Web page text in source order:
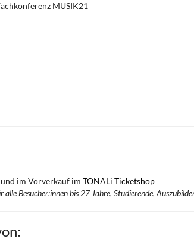
MUSIK21
im Vorverkauf im TONALi Ticketshop
Besucher:innen bis 27 Jahre, Studierende,